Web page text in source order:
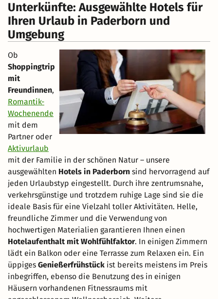
Unterkünfte: Ausgewählte Hotels für
Ihren Urlaub in Paderborn und
Umgebung
Ob
Shoppingtrip
mit
Freundinnen,
Romantik-
Wochenende
mit dem
Partner oder
Aktivurlaub
mit der Familie in der schönen Natur – unsere
ausgewählten Hotels in Paderborn sind hervorragend auf
jeden Urlaubstyp eingestellt. Durch ihre zentrumsnahe,
verkehrsgünstige und trotzdem ruhige Lage sind sie die
ideale Basis für eine Vielzahl toller Aktivitäten. Helle,
freundliche Zimmer und die Verwendung von
hochwertigen Materialien garantieren Ihnen einen
Hotelaufenthalt mit Wohlfühlfaktor. In einigen Zimmern
lädt ein Balkon oder eine Terrasse zum Relaxen ein. Ein
üppiges Genießerfrühstück ist bereits meistens im Preis
inbegriffen, ebenso die Benutzung des in einigen
Häusern vorhandenen Fitnessraums mit